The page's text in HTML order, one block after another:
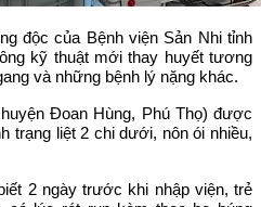
độc của Bệnh viện Sản Nhi tỉnh
kỹ thuật mới thay huyết tương
và những bệnh lý nặng khác.
Đoan Hùng, Phú Thọ) được
trạng liệt 2 chi dưới, nôn ói nhiều,
2 ngày trước khi nhập viện, trẻ